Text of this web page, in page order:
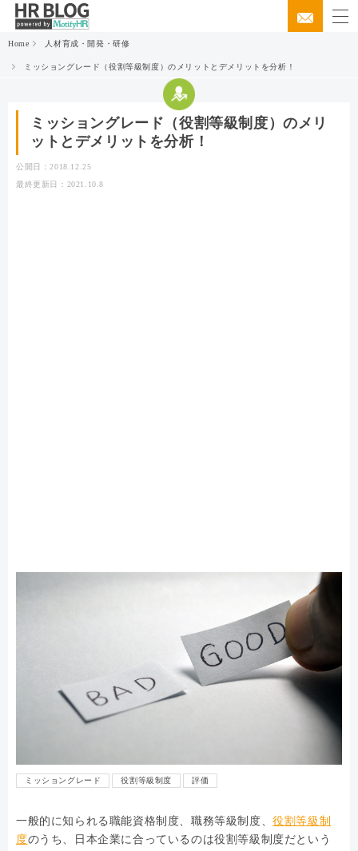
Home 人材育成・開発・研修
ミッショングレード（役割等級制度）のメリットとデメリットを分析！
ミッショングレード（役割等級制度）のメリ
ットとデメリットを分析！
公開日：2018.12.25
最終更新日：2021.10.8
ミッショングレード 役割等級制度 評価
一般的に知られる職能資格制度、職務等級制度、役割等級制
度のうち、日本企業に合っているのは役割等級制度だという